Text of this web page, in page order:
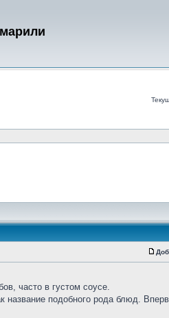
часто в густом соусе.
название подобного рода блюд.